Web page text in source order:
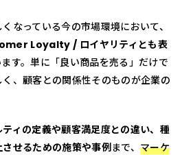
なっている今の市場環境において、
Loyalty / ロイヤリティとも表
す。単に「良い商品を売る」だけで
、顧客との関係性そのものが企業の
ィの定義や顧客満足度との違い、種
せるための施策や事例まで、マーケ